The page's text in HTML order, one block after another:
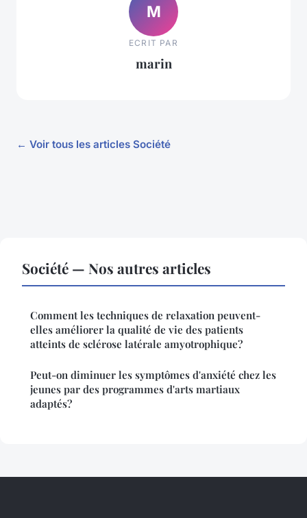
M
ECRIT PAR
marin
← Voir tous les articles Société
Société — Nos autres articles
Comment les techniques de relaxation peuvent-
elles améliorer la qualité de vie des patients
atteints de sclérose latérale amyotrophique?
Peut-on diminuer les symptômes d'anxiété chez les
jeunes par des programmes d'arts martiaux
adaptés?